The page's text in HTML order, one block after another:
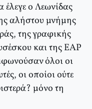
έλεγε ο Λεωνίδας
αλήστου μνήμης
της γραφικής
και της ΕΑΡ
όλοι οι
οι οποίοι ούτε
μόνο τη